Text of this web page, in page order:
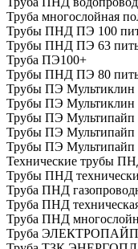
Труба многослойная
Трубы ПНД ПЭ 100
Трубы ПНД ПЭ 63
Труба ПЭ100+
Трубы ПНД ПЭ 80
Трубы ПЭ Мультиклин
Трубы ПЭ Мультиклин
Трубы ПЭ Мультипайп
Трубы ПЭ Мультипайп
Трубы ПЭ
Технические трубы
Трубы ПНД
Труба ПНД
Труба ПНД
Труба ПНД
Труба ЭЛЕКТРОПАЙП